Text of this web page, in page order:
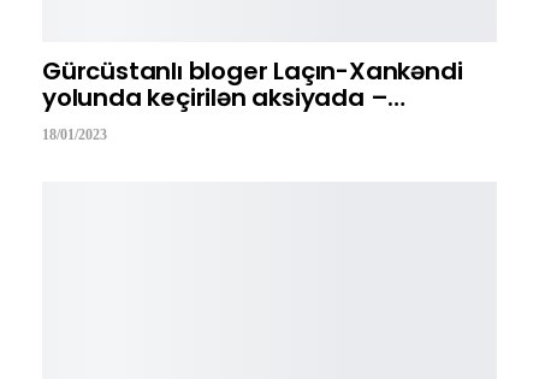
Gürcüstanlı bloger Laçın-Xankəndi
yolunda keçirilən aksiyada –…
18/01/2023